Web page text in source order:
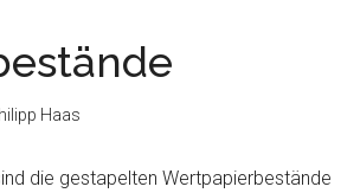
Haas
die gestapelten Wertpapierbestände